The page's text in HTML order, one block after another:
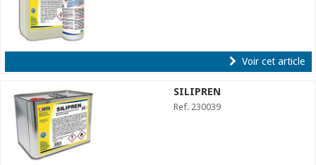
Voir cet article
SILIPREN
Ref. 230039